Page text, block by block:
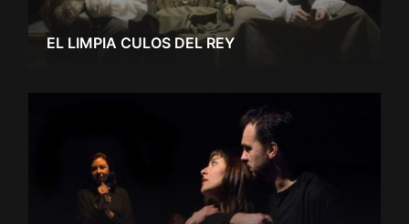
EL LIMPIA CULOS DEL REY